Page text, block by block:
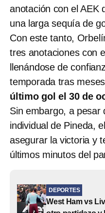
anotación con el AEK
una larga sequía de
Con este tanto,
tres anotaciones con el
llenándose de
temporada tras
último gol el 30 de
Sin embargo, a pesar
individual de Pineda,
asegurar la victoria y
últimos minutos del
DEPORTES
West Ham vs